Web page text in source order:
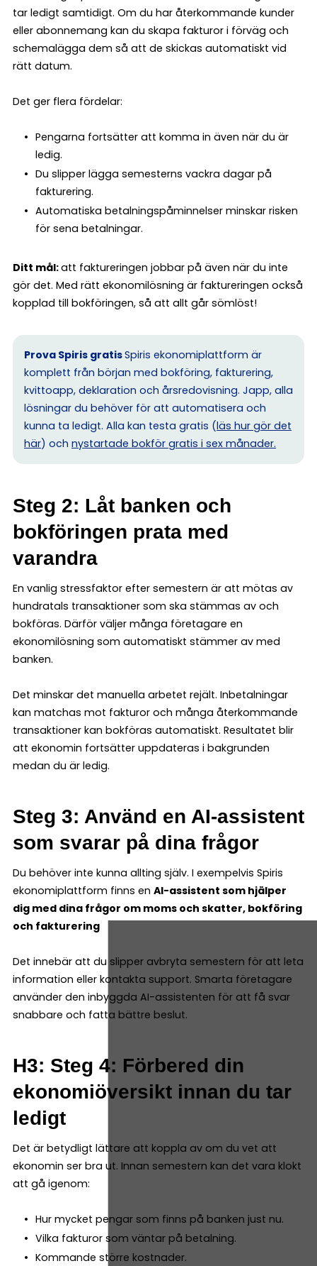
tar ledigt samtidigt. Om du har återkommande kunder
eller abonnemang kan du skapa fakturor i förväg och
schemalägga dem så att de skickas automatiskt vid
rätt datum.
Det ger flera fördelar:
Pengarna fortsätter att komma in även när du är
ledig.
Du slipper lägga semesterns vackra dagar på
fakturering.
Automatiska betalningspåminnelser minskar risken
för sena betalningar.
Ditt mål:att faktureringen jobbar på även när du inte
gör det. Med rätt ekonomilösning är faktureringen också
kopplad till bokföringen, så att allt går sömlöst!
Prova Spiris gratisSpiris ekonomiplattform är
komplett från början med bokföring, fakturering,
kvittoapp, deklaration och årsredovisning. Japp, alla
lösningar du behöver för att automatisera och
kunna ta ledigt. Alla kan testa gratis (läs hur gör det
här) och nystartade bokför gratis i sex månader.
Steg 2: Låt banken och
bokföringen prata med
varandra
En vanlig stressfaktor efter semestern är att mötas av
hundratals transaktioner som ska stämmas av och
bokföras. Därför väljer många företagare en
ekonomilösning som automatiskt stämmer av med
banken.
Det minskar det manuella arbetet rejält. Inbetalningar
kan matchas mot fakturor och många återkommande
transaktioner kan bokföras automatiskt. Resultatet blir
att ekonomin fortsätter uppdateras i bakgrunden
medan du är ledig.
Steg 3: Använd en AI-assistent
som svarar på dina frågor
Du behöver inte kunna allting själv. I exempelvis Spiris
ekonomiplattform finns en AI-assistent som hjälper
dig med dina frågor om moms och skatter, bokföring
och fakturering
Det innebär att du slipper avbryta semestern för att leta
information eller kontakta support. Smarta företagare
använder den inbyggda AI-assistenten för att få svar
snabbare och fatta bättre beslut.
H3: Steg 4: Förbered din
ekonomiöversikt innan du tar
ledigt
Det är betydligt lättare att koppla av om du vet att
ekonomin ser bra ut. Innan semestern kan det vara klokt
att gå igenom:
Hur mycket pengar som finns på banken just nu.
Vilka fakturor som väntar på betalning.
Kommande större kostnader.